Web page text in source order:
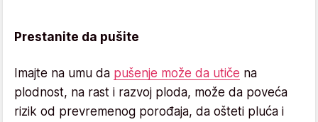
Prestanite da pušite
Imajte na umu da pušenje može da utiče na
plodnost, na rast i razvoj ploda, može da poveća
rizik od prevremenog porođaja, da ošteti pluća i